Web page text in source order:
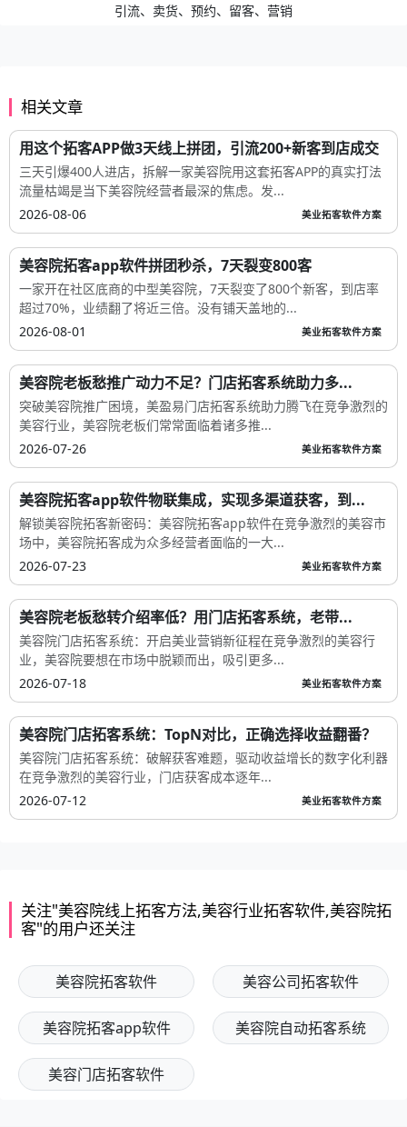
引流、卖货、预约、留客、营销
相关文章
用这个拓客APP做3天线上拼团，引流200+新客到店成交
三天引爆400人进店，拆解一家美容院用这套拓客APP的真实打法
流量枯竭是当下美容院经营者最深的焦虑。发...
2026-08-06
美业拓客软件方案
美容院拓客app软件拼团秒杀，7天裂变800客
一家开在社区底商的中型美容院，7天裂变了800个新客，到店率
超过70%，业绩翻了将近三倍。没有铺天盖地的...
2026-08-01
美业拓客软件方案
美容院老板愁推广动力不足？门店拓客系统助力多...
突破美容院推广困境，美盈易门店拓客系统助力腾飞在竞争激烈的
美容行业，美容院老板们常常面临着诸多推...
2026-07-26
美业拓客软件方案
美容院拓客app软件物联集成，实现多渠道获客，到...
解锁美容院拓客新密码：美容院拓客app软件在竞争激烈的美容市
场中，美容院拓客成为众多经营者面临的一大...
2026-07-23
美业拓客软件方案
美容院老板愁转介绍率低？用门店拓客系统，老带...
美容院门店拓客系统：开启美业营销新征程在竞争激烈的美容行
业，美容院要想在市场中脱颖而出，吸引更多...
2026-07-18
美业拓客软件方案
美容院门店拓客系统：TopN对比，正确选择收益翻番？
美容院门店拓客系统：破解获客难题，驱动收益增长的数字化利器
在竞争激烈的美容行业，门店获客成本逐年...
2026-07-12
美业拓客软件方案
关注"美容院线上拓客方法,美容行业拓客软件,美容院拓
客"的用户还关注
美容院拓客软件 美容公司拓客软件
美容院拓客app软件 美容院自动拓客系统
美容门店拓客软件